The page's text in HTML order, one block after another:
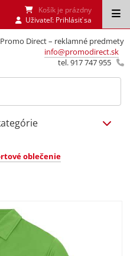
Promo Direct – reklamné predmety
info@promodirect.sk
tel. 917 747 955
Košík je prázdny
Uživateľ: Prihlásiť sa
oblečenie